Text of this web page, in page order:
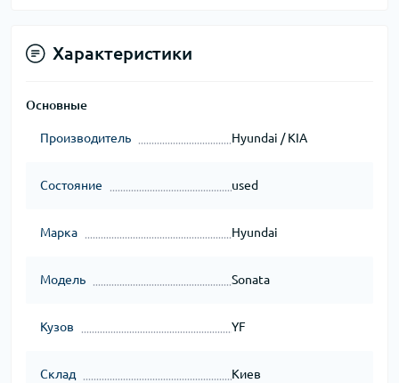
Характеристики
Основные
Производитель Hyundai / KIA
Состояние used
Марка Hyundai
Модель Sonata
Кузов YF
Склад Киев